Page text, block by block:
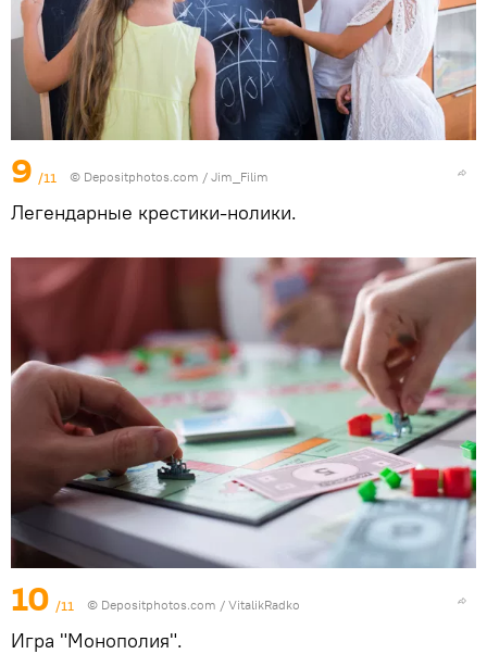
9 /11 © Depositphotos.com / Jim_Filim
Легендарные крестики-нолики.
10 /11 © Depositphotos.com / VitalikRadko
Игра "Монополия".